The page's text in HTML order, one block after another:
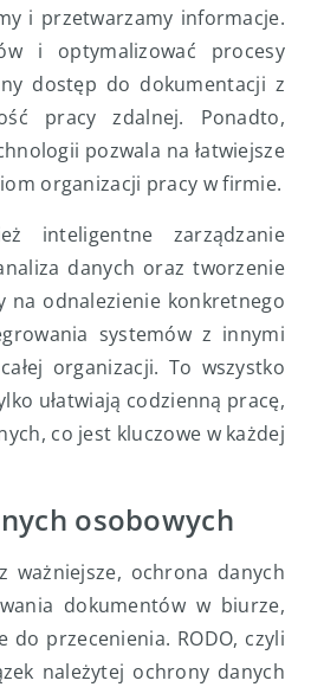
i przetwarzamy informacje.
i optymalizować procesy
dostęp do dokumentacji z
pracy zdalnej. Ponadto,
pozwala na łatwiejsze
organizacji pracy w firmie.
inteligentne zarządzanie
danych oraz tworzenie
na odnalezienie konkretnego
systemów z innymi
organizacji. To wszystko
ułatwiają codzienną pracę,
co jest kluczowe w każdej
osobowych
ważniejsze, ochrona danych
dokumentów w biurze,
przecenienia. RODO, czyli
należytej ochrony danych